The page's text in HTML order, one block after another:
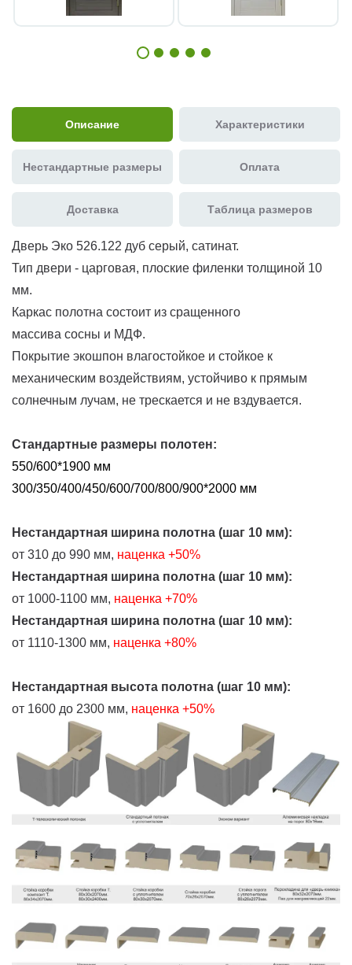
Описание Характеристики
Нестандартные размеры Оплата
Доставка Таблица размеров
Дверь Эко 526.122 дуб серый, сатинат.
Тип двери - царговая, плоские филенки толщиной 10
мм.
Каркас полотна состоит из сращенного
массива сосны и МДФ.
Покрытие экошпон влагостойкое и стойкое к
механическим воздействиям, устойчиво к прямым
солнечным лучам, не трескается и не вздувается.
Стандартные размеры полотен:
550/600*1900 мм
300/350/400/450/600/700/800/900*2000 мм
Нестандартная ширина полотна (шаг 10 мм):
от 310 до 990 мм, наценка +50%
Нестандартная ширина полотна (шаг 10 мм):
от 1000-1100 мм, наценка +70%
Нестандартная ширина полотна (шаг 10 мм):
от 1110-1300 мм, наценка +80%
Нестандартная высота полотна (шаг 10 мм):
от 1600 до 2300 мм, наценка +50%